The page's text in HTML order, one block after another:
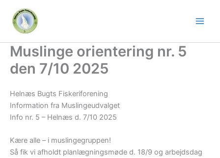
indholdet
Muslinge orientering nr. 5
den 7/10 2025
Helnæs Bugts Fiskeriforening
Information fra Muslingeudvalget
Info nr. 5 – Helnæs d. 7/10 2025
Kære alle – i muslingegruppen!
Så fik vi afholdt planlægningsmøde d. 18/9 og arbejdsdag